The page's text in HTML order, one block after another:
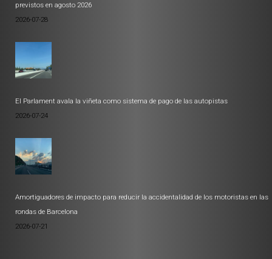
previstos en agosto 2026
2026-07-28
El Parlament avala la viñeta como sistema de pago de las autopistas
2026-07-24
Amortiguadores de impacto para reducir la accidentalidad de los motoristas en las
rondas de Barcelona
2026-07-21